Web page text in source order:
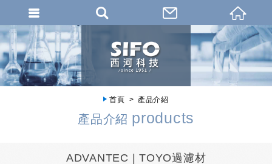
首頁 產品介紹
產品介紹 products
ADVANTEC | TOYO過濾材